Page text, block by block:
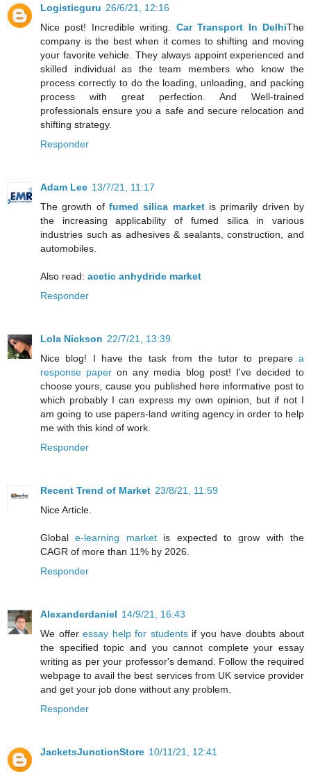
Logisticguru 26/6/21, 12:16
Nice post! Incredible writing. Car Transport In DelhiThe
company is the best when it comes to shifting and moving
your favorite vehicle. They always appoint experienced and
skilled individual as the team members who know the
process correctly to do the loading, unloading, and packing
process with great perfection. And Well-trained
professionals ensure you a safe and secure relocation and
shifting strategy.
Responder
Adam Lee 13/7/21, 11:17
The growth of fumed silica marketis primarily driven by
the increasing applicability of fumed silica in various
industries such as adhesives & sealants, construction, and
automobiles.
Also read: acetic anhydride market
Responder
Lola Nickson 22/7/21, 13:39
Nice blog! I have the task from the tutor to prepare a
response paper on any media blog post! I've decided to
choose yours, cause you published here informative post to
which probably I can express my own opinion, but if not I
am going to use papers-land writing agency in order to help
me with this kind of work.
Responder
Recent Trend of Market 23/8/21, 11:59
Nice Article.
Globale-learning marketis expected to grow with the
CAGR of more than 11% by 2026.
Responder
Alexanderdaniel 14/9/21, 16:43
We offer essay help for studentsif you have doubts about
the specified topic and you cannot complete your essay
writing as per your professor's demand. Follow the required
webpage to avail the best services from UK service provider
and get your job done without any problem.
Responder
JacketsJunctionStore 10/11/21, 12:41